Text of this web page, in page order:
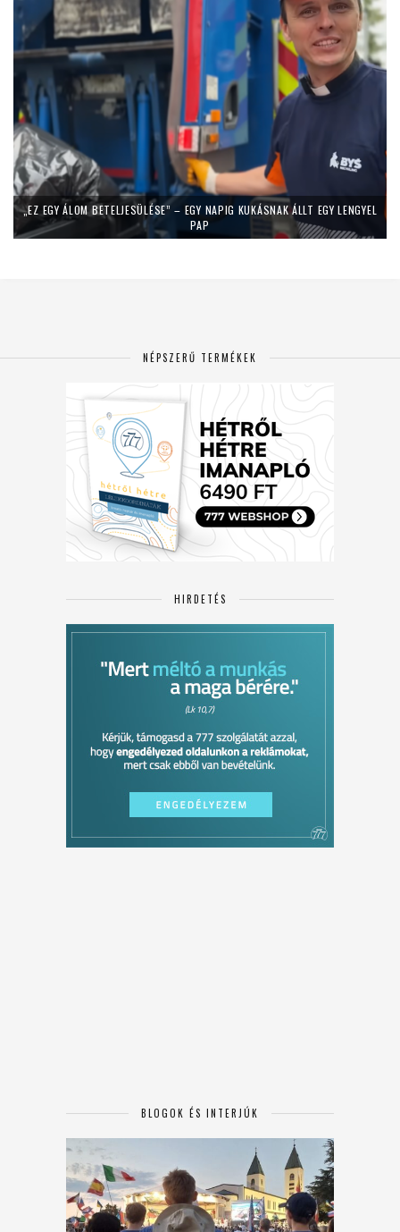
„EZ EGY ÁLOM BETELJESÜLÉSE” – EGY NAPIG KUKÁSNAK ÁLLT EGY LENGYEL
PAP
NÉPSZERŰ TERMÉKEK
HIRDETÉS
BLOGOK ÉS INTERJÚK